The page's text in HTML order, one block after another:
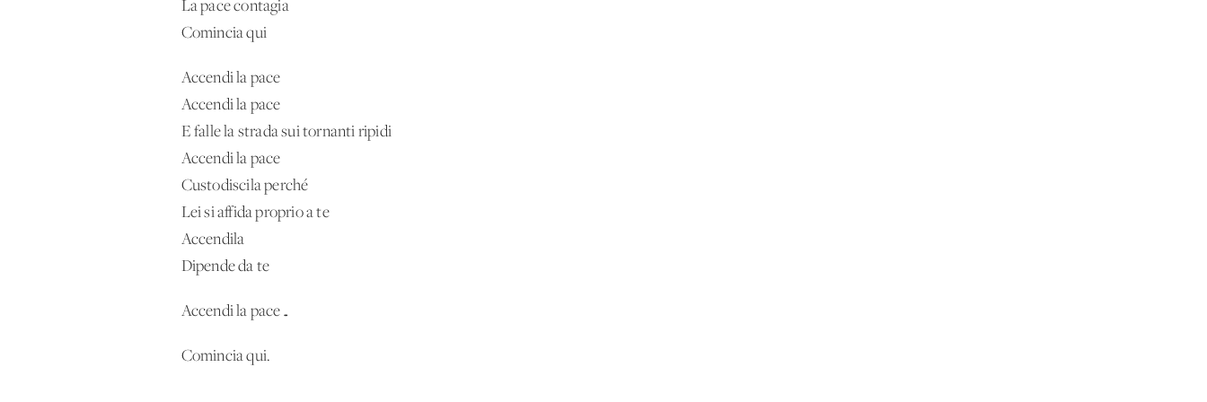
La pace contagia
Comincia qui
Accendi la pace
Accendi la pace
E falle la strada sui tornanti ripidi
Accendi la pace
Custodiscila perché
Lei si affida proprio a te
Accendila
Dipende da te
Accendi la pace…
Comincia qui.